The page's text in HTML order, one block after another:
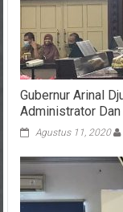
Gubernur Arinal
Administrator Dan
Agustus 11, 2020